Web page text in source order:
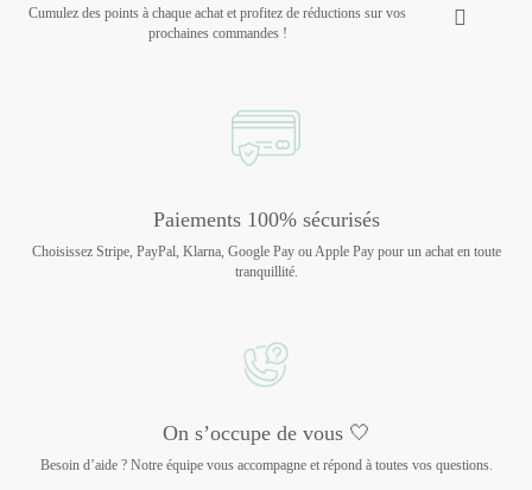
Cumulez des points à chaque achat et profitez de réductions sur vos
prochaines commandes !
Paiements 100% sécurisés
Choisissez Stripe, PayPal, Klarna, Google Pay ou Apple Pay pour un achat en toute
tranquillité.
On s’occupe de vous 🤍
Besoin d’aide ? Notre équipe vous accompagne et répond à toutes vos questions.